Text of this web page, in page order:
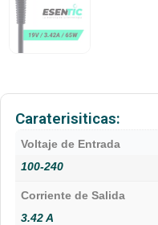
Caraterisiticas:
Voltaje de Entrada
100-240
Corriente de Salida
3.42 A